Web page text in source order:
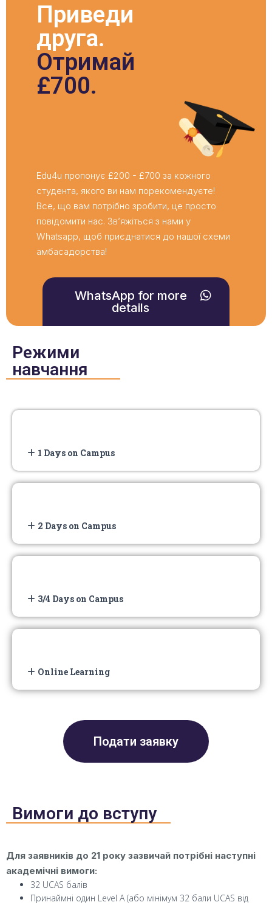
Приведи
друга.
Отримай
£700.
Edu4u пропонує £200 - £700 за кожного
студента, якого ви нам порекомендуєте!
Все, що вам потрібно зробити, це просто
повідомити нас. Зв’яжіться з нами у
Whatsapp, щоб приєднатися до нашої схеми
амбасадорства!
WhatsApp for more
details
Режими
навчання
1 Days on Campus
2 Days on Campus
3/4 Days on Campus
Online Learning
Подати заявку
Вимоги до вступу
Для заявників до 21 року зазвичай потрібні наступні
академічні вимоги:
32 UCAS балів
Принаймні один Level A (або мінімум 32 бали UCAS від